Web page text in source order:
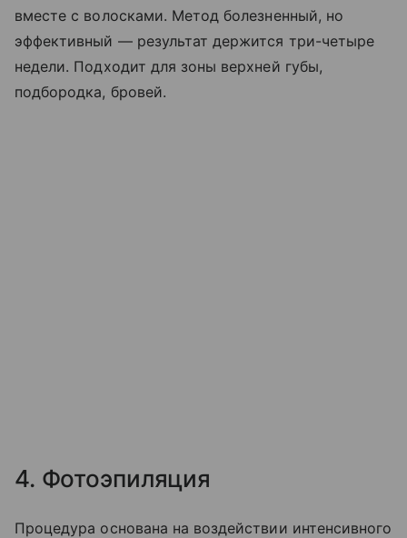
вместе с волосками. Метод болезненный, но
эффективный — результат держится три-четыре
недели. Подходит для зоны верхней губы,
подбородка, бровей.
4. Фотоэпиляция
Процедура основана на воздействии интенсивного